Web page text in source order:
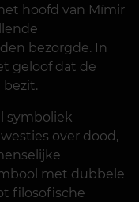
hoofd van Mímir
bezorgde. In
geloof dat de
bezit.
symboliek
over dood,
met dubbele
filosofische